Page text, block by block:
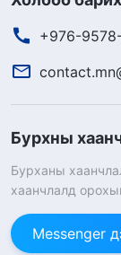
+976-
Бурхны
Бурханы
хаанчлалд
Messenger